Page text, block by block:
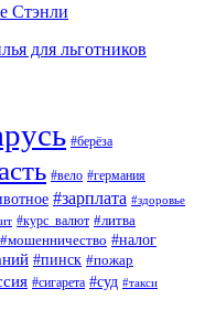
Стэнли
для льготников
#берёза
#вело #германия
#зарплата #здоровье
#курс_валют #литва
#мошенничество #налог
#пинск #пожар
#сигарета #суд #такси